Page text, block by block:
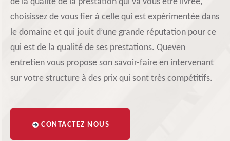
choisissez de vous fier à celle qui est expérimentée dans
le domaine et qui jouit d’une grande réputation pour ce
qui est de la qualité de ses prestations. Queven
entretien vous propose son savoir-faire en intervenant
sur votre structure à des prix qui sont très compétitifs.
CONTACTEZ NOUS